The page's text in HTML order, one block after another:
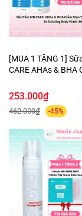
[MUA 1 TẶNG 1]
CARE AHAs & BHA
Exfoliating Body
TẶNG 1 MẶT NẠ
HELP JARY
253.000₫
462.000₫ -45%